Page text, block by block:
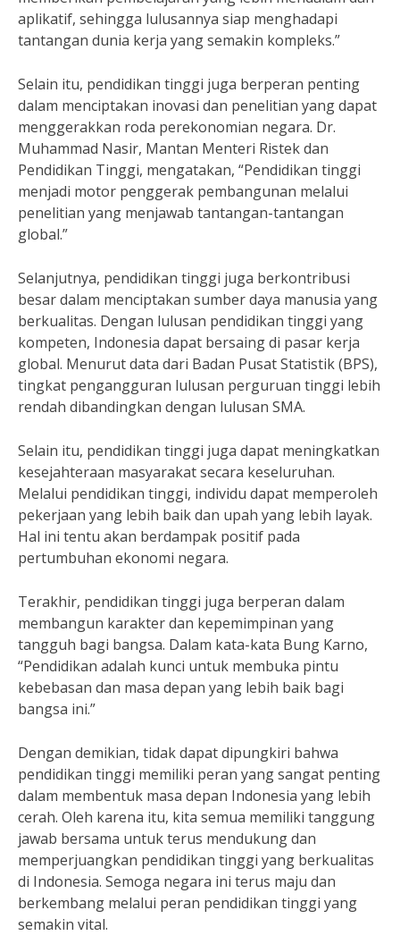
aplikatif, sehingga lulusannya siap menghadapi
tantangan dunia kerja yang semakin kompleks.”
Selain itu, pendidikan tinggi juga berperan penting
dalam menciptakan inovasi dan penelitian yang dapat
menggerakkan roda perekonomian negara. Dr.
Muhammad Nasir, Mantan Menteri Ristek dan
Pendidikan Tinggi, mengatakan, “Pendidikan tinggi
menjadi motor penggerak pembangunan melalui
penelitian yang menjawab tantangan-tantangan
global.”
Selanjutnya, pendidikan tinggi juga berkontribusi
besar dalam menciptakan sumber daya manusia yang
berkualitas. Dengan lulusan pendidikan tinggi yang
kompeten, Indonesia dapat bersaing di pasar kerja
global. Menurut data dari Badan Pusat Statistik (BPS),
tingkat pengangguran lulusan perguruan tinggi lebih
rendah dibandingkan dengan lulusan SMA.
Selain itu, pendidikan tinggi juga dapat meningkatkan
kesejahteraan masyarakat secara keseluruhan.
Melalui pendidikan tinggi, individu dapat memperoleh
pekerjaan yang lebih baik dan upah yang lebih layak.
Hal ini tentu akan berdampak positif pada
pertumbuhan ekonomi negara.
Terakhir, pendidikan tinggi juga berperan dalam
membangun karakter dan kepemimpinan yang
tangguh bagi bangsa. Dalam kata-kata Bung Karno,
“Pendidikan adalah kunci untuk membuka pintu
kebebasan dan masa depan yang lebih baik bagi
bangsa ini.”
Dengan demikian, tidak dapat dipungkiri bahwa
pendidikan tinggi memiliki peran yang sangat penting
dalam membentuk masa depan Indonesia yang lebih
cerah. Oleh karena itu, kita semua memiliki tanggung
jawab bersama untuk terus mendukung dan
memperjuangkan pendidikan tinggi yang berkualitas
di Indonesia. Semoga negara ini terus maju dan
berkembang melalui peran pendidikan tinggi yang
semakin vital.